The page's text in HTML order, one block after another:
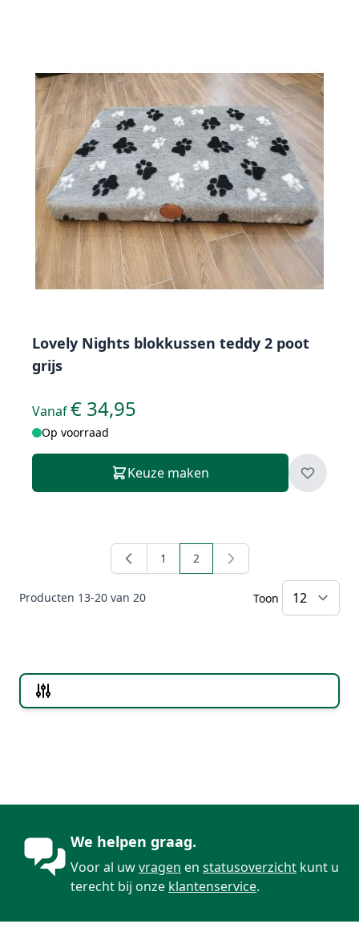
Lovely Nights blokkussen teddy 2 poot
grijs
Vanaf€ 34,95
Op voorraad
Keuze maken
Producten 13-20 van 20
Pagina
1 U lees momenteel pagina
2
Toon
We helpen graag.
Voor al uwvragen en statusoverzicht kunt u
terecht bij onze klantenservice.